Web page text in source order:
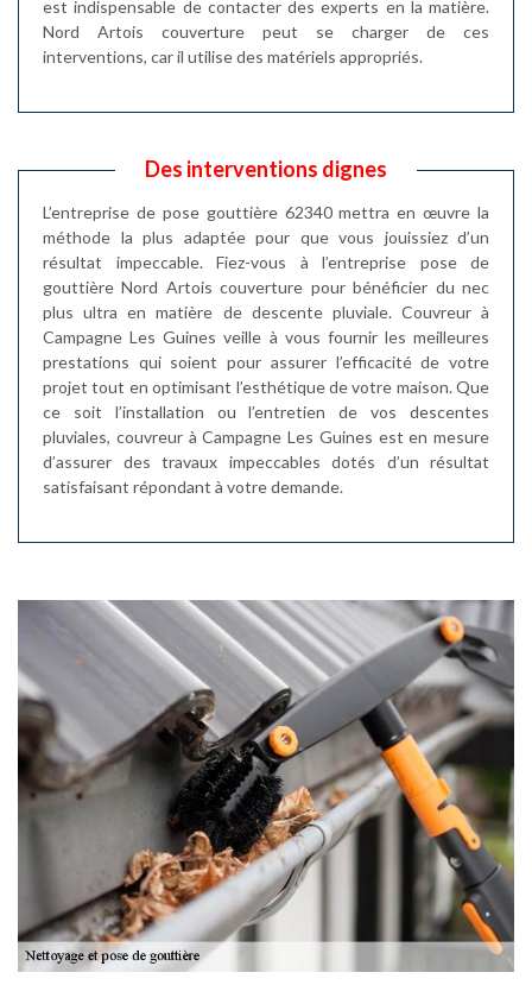
est indispensable de contacter des experts en la matière.
Nord Artois couverture peut se charger de ces
interventions, car il utilise des matériels appropriés.
Des interventions dignes
L’entreprise de pose gouttière 62340 mettra en œuvre la
méthode la plus adaptée pour que vous jouissiez d’un
résultat impeccable. Fiez-vous à l’entreprise pose de
gouttière Nord Artois couverture pour bénéficier du nec
plus ultra en matière de descente pluviale. Couvreur à
Campagne Les Guines veille à vous fournir les meilleures
prestations qui soient pour assurer l’efficacité de votre
projet tout en optimisant l’esthétique de votre maison. Que
ce soit l’installation ou l’entretien de vos descentes
pluviales, couvreur à Campagne Les Guines est en mesure
d’assurer des travaux impeccables dotés d’un résultat
satisfaisant répondant à votre demande.